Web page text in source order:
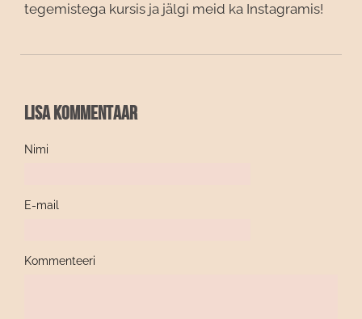
tegemistega kursis ja jälgi meid ka Instagramis!
Lisa kommentaar
Nimi
E-mail
Kommenteeri